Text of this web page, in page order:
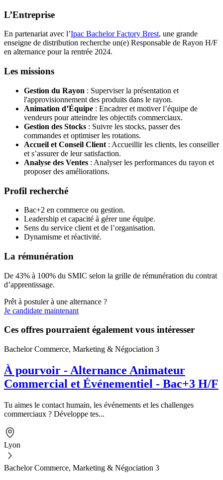
L’Entreprise
En partenariat avec l’Ipac Bachelor Factory Brest, une grande
enseigne de distribution recherche un(e) Responsable de Rayon H/F
en alternance pour la rentrée 2024.
Les missions
Gestion du Rayon : Superviser la présentation et
l'approvisionnement des produits dans le rayon.
Animation d’Équipe : Encadrer et motiver l’équipe de
vendeurs pour atteindre les objectifs commerciaux.
Gestion des Stocks : Suivre les stocks, passer des
commandes et optimiser les rotations.
Accueil et Conseil Client : Accueillir les clients, les conseiller
et s’assurer de leur satisfaction.
Analyse des Ventes : Analyser les performances du rayon et
proposer des améliorations.
Profil recherché
Bac+2 en commerce ou gestion.
Leadership et capacité à gérer une équipe.
Sens du service client et de l’organisation.
Dynamisme et réactivité.
La rémunération
De 43% à 100% du SMIC selon la grille de rémunération du contrat
d’apprentissage.
Prêt à postuler à une alternance ?
Je candidate maintenant
Ces offres pourraient également vous intéresser
Bachelor Commerce, Marketing & Négociation 3
À pourvoir - Alternance Animateur
Commercial et Événementiel - Bac+3 H/F
Tu aimes le contact humain, les événements et les challenges
commerciaux ? Développe tes...
Lyon
Bachelor Commerce, Marketing & Négociation 3